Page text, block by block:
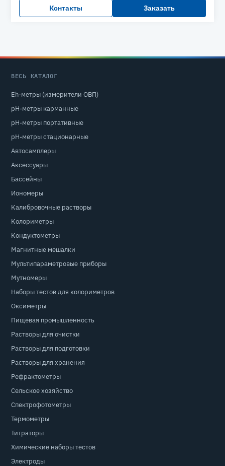
Контакты Заказать
ВЕСЬ КАТАЛОГ
Eh-метры (измерители ОВП)
pH-метры карманные
pH-метры портативные
pH-метры стационарные
Автосамплеры
Аксессуары
Бассейны
Иономеры
Калибровочные растворы
Колориметры
Кондуктометры
Магнитные мешалки
Мультипараметровые приборы
Мутномеры
Наборы тестов для колориметров
Оксиметры
Пищевая промышленность
Растворы для очистки
Растворы для подготовки
Растворы для хранения
Рефрактометры
Сельское хозяйство
Спектрофотометры
Термометры
Титраторы
Химические наборы тестов
Электроды